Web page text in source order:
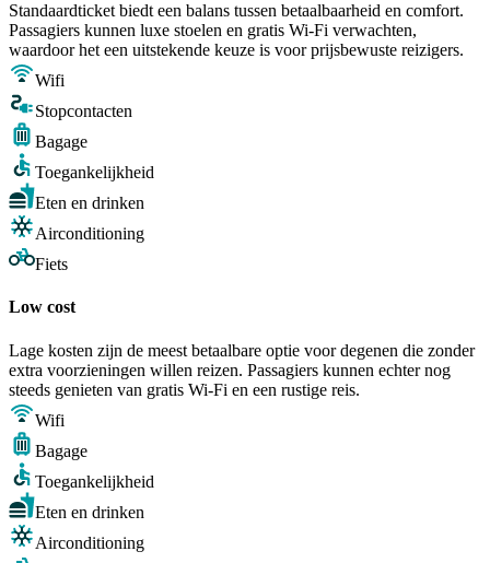
Standaardticket biedt een balans tussen betaalbaarheid en comfort.
Passagiers kunnen luxe stoelen en gratis Wi-Fi verwachten,
waardoor het een uitstekende keuze is voor prijsbewuste reizigers.
Wifi
Stopcontacten
Bagage
Toegankelijkheid
Eten en drinken
Airconditioning
Fiets
Low cost
Lage kosten zijn de meest betaalbare optie voor degenen die zonder
extra voorzieningen willen reizen. Passagiers kunnen echter nog
steeds genieten van gratis Wi-Fi en een rustige reis.
Wifi
Bagage
Toegankelijkheid
Eten en drinken
Airconditioning